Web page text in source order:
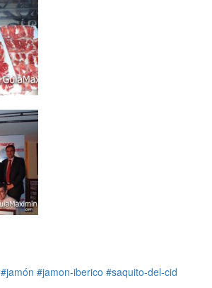
#jamón #jamon-iberico #saquito-del-cid